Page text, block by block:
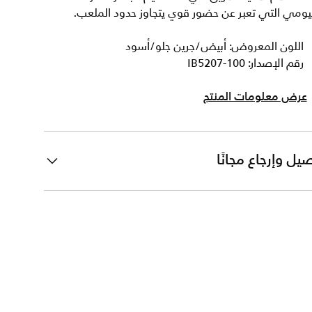
التي تعبر عن حضور قوي يتجاوز حدود الملعب.
اللون المعروض: أبيض/جرين جلو/أسود
رقم الإصدار: IB5207-100
عرض معلومات المنتج
وإرجاع مجانًا